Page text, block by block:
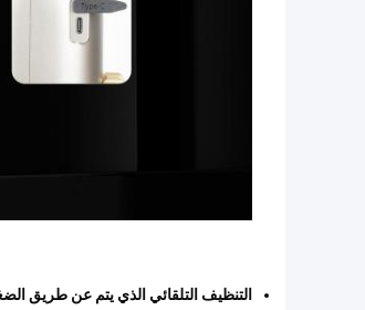
التنظيف التلقائي الذي يتم عن طريق